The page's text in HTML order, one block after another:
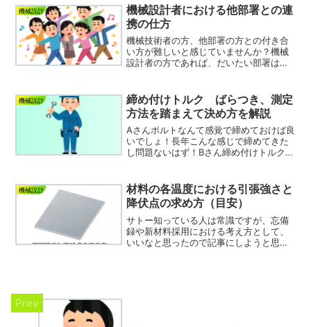
の概要がざっくりわかるように書いてみ
ます。また、機械...
機械設計
機械設計者における他部署との連
携の仕方
機械技術者の方、他部署の方との付き合
い方が難しいと感じていませんか？機械
設計者の方であれば、だいたい部署は技
方から冷たい目で見られたりしてません
か？ここでは自分が経験した中でこうし
たほうがいいんじゃないと言うものをま
とめてみます。
機械設計
締め付けトルク ばらつき、測定
方法を踏まえて決め方を解説
Aさんボルトなんて感覚で締めておけば良
いでしょ！長年こんな感じで締めてきた
し問題ないはず！Bさん締め付けトルクよ
ットしてトルクレンチで閉めればオッケ
ー！サトー・・・な訳...
機械設計
材料の各温度における引張強さと
降伏点の求め方（目安）
サトー知っている人は常識ですが、忘備
録や新材料採用における考え方として、
いいなと思ったので記事にしようと思い